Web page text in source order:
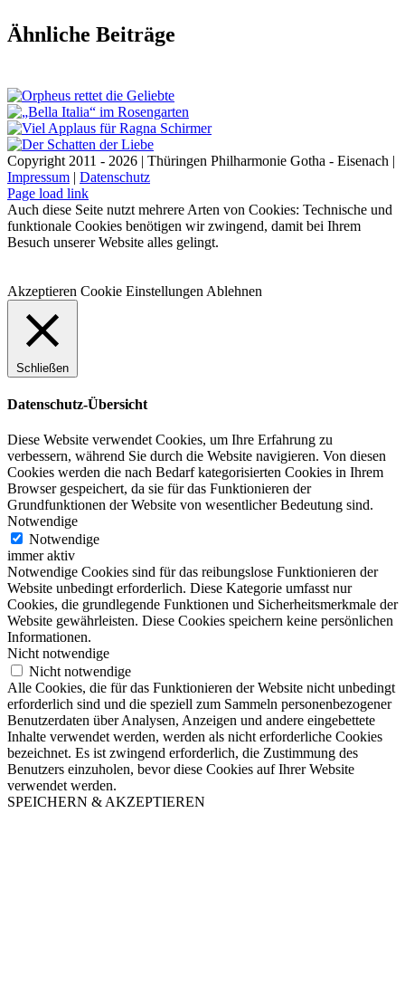
Facebook
X
LinkedIn
E-
Mail
Ähnliche Beiträge
Copyright 2011 - 2026 | Thüringen Philharmonie Gotha - Eisenach |
Impressum | Datenschutz
Facebook
Instagram
WhatsApp
YouTube
E-
Mail
Telefon
Page load link
Auch diese Seite nutzt mehrere Arten von Cookies: Technische und
funktionale Cookies benötigen wir zwingend, damit bei Ihrem
Besuch unserer Website alles gelingt.
Akzeptieren Cookie Einstellungen Ablehnen
Schließen
Datenschutz-Übersicht
Diese Website verwendet Cookies, um Ihre Erfahrung zu
verbessern, während Sie durch die Website navigieren. Von diesen
Cookies werden die nach Bedarf kategorisierten Cookies in Ihrem
Browser gespeichert, da sie für das Funktionieren der
Grundfunktionen der Website von wesentlicher Bedeutung sind.
Notwendige
Notwendige
immer aktiv
Notwendige Cookies sind für das reibungslose Funktionieren der
Website unbedingt erforderlich. Diese Kategorie umfasst nur
Cookies, die grundlegende Funktionen und Sicherheitsmerkmale der
Website gewährleisten. Diese Cookies speichern keine persönlichen
Informationen.
Nicht notwendige
Nicht notwendige
Alle Cookies, die für das Funktionieren der Website nicht unbedingt
erforderlich sind und die speziell zum Sammeln personenbezogener
Benutzerdaten über Analysen, Anzeigen und andere eingebettete
Inhalte verwendet werden, werden als nicht erforderliche Cookies
bezeichnet. Es ist zwingend erforderlich, die Zustimmung des
Benutzers einzuholen, bevor diese Cookies auf Ihrer Website
verwendet werden.
SPEICHERN & AKZEPTIEREN